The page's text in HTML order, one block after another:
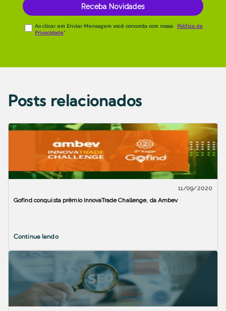
Posts relacionados
11/09/2020
Gofind conquista prêmio InnovaTrade Challenge, da Ambev
Continue lendo